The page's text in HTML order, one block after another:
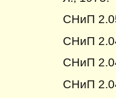
СНиП
СНиП
СНиП
СНиП